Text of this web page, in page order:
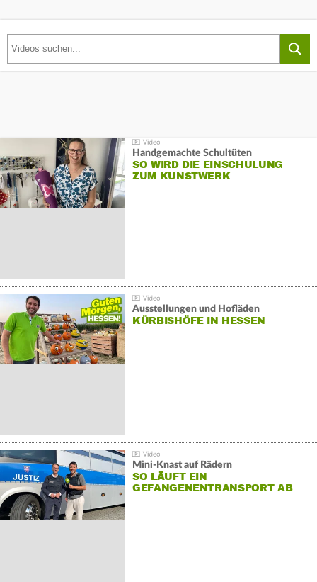
Handgemachte Schultüten
SO WIRD DIE EINSCHULUNG
ZUM KUNSTWERK
Ausstellungen und Hofläden
KÜRBISHÖFE IN HESSEN
Mini-Knast auf Rädern
SO LÄUFT EIN
GEFANGENENTRANSPORT AB